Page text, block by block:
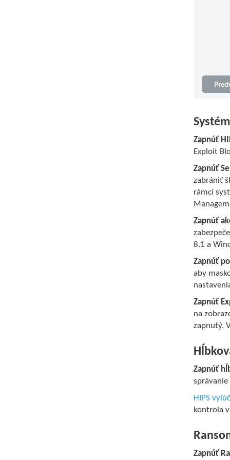
Zapnúť
Exploit
Zapnúť
zabrániť
rámci
Zapnúť
8.1 a
Zapnúť
aby
Zapnúť
na
zapnutý.
Zapnúť
HIPS
kontrola
Zapnúť